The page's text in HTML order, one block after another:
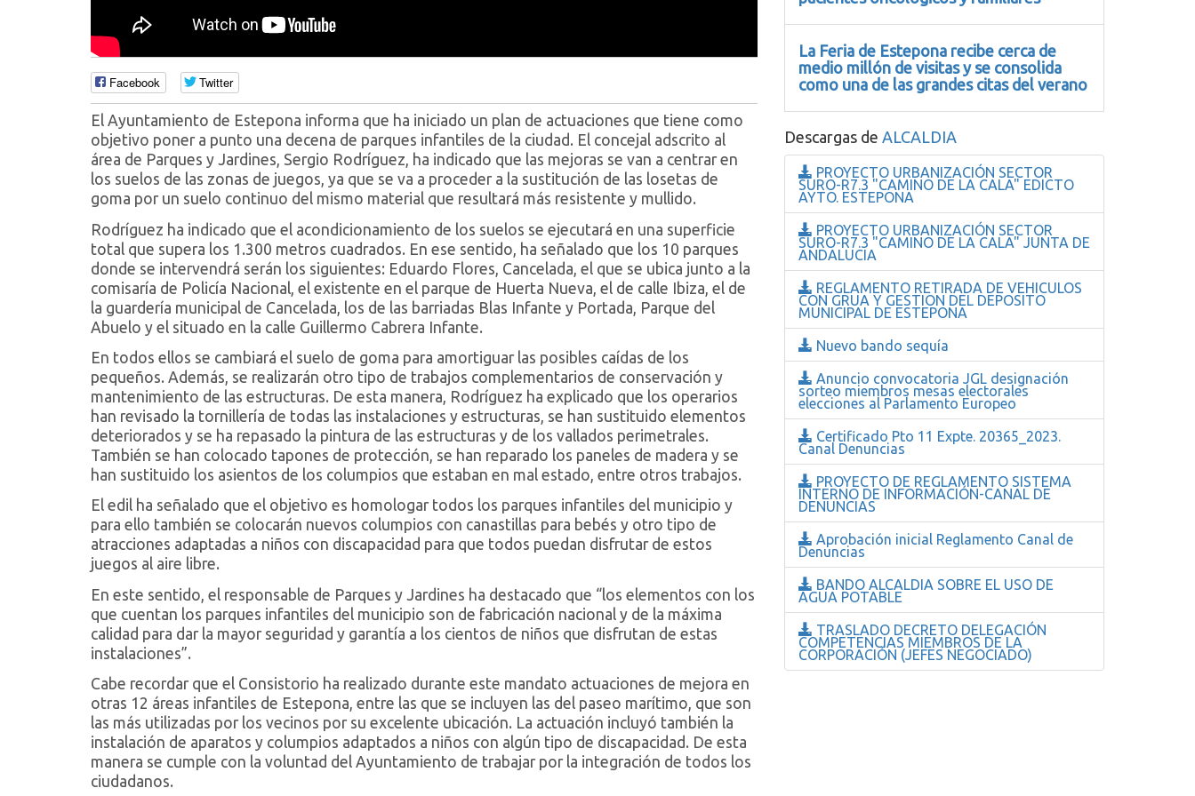
Facebook Twitter
El Ayuntamiento de Estepona informa que ha iniciado un plan de actuaciones que tiene como
objetivo poner a punto una decena de parques infantiles de la ciudad. El concejal adscrito al
área de Parques y Jardines, Sergio Rodríguez, ha indicado que las mejoras se van a centrar en
los suelos de las zonas de juegos, ya que se va a proceder a la sustitución de las losetas de
goma por un suelo continuo del mismo material que resultará más resistente y mullido.
Rodríguez ha indicado que el acondicionamiento de los suelos se ejecutará en una superficie
total que supera los 1.300 metros cuadrados. En ese sentido, ha señalado que los 10 parques
donde se intervendrá serán los siguientes: Eduardo Flores, Cancelada, el que se ubica junto a la
comisaría de Policía Nacional, el existente en el parque de Huerta Nueva, el de calle Ibiza, el de
la guardería municipal de Cancelada, los de las barriadas Blas Infante y Portada, Parque del
Abuelo y el situado en la calle Guillermo Cabrera Infante.
En todos ellos se cambiará el suelo de goma para amortiguar las posibles caídas de los
pequeños. Además, se realizarán otro tipo de trabajos complementarios de conservación y
mantenimiento de las estructuras. De esta manera, Rodríguez ha explicado que los operarios
han revisado la tornillería de todas las instalaciones y estructuras, se han sustituido elementos
deteriorados y se ha repasado la pintura de las estructuras y de los vallados perimetrales.
También se han colocado tapones de protección, se han reparado los paneles de madera y se
han sustituido los asientos de los columpios que estaban en mal estado, entre otros trabajos.
El edil ha señalado que el objetivo es homologar todos los parques infantiles del municipio y
para ello también se colocarán nuevos columpios con canastillas para bebés y otro tipo de
atracciones adaptadas a niños con discapacidad para que todos puedan disfrutar de estos
juegos al aire libre.
En este sentido, el responsable de Parques y Jardines ha destacado que “los elementos con los
que cuentan los parques infantiles del municipio son de fabricación nacional y de la máxima
calidad para dar la mayor seguridad y garantía a los cientos de niños que disfrutan de estas
instalaciones”.
Cabe recordar que el Consistorio ha realizado durante este mandato actuaciones de mejora en
otras 12 áreas infantiles de Estepona, entre las que se incluyen las del paseo marítimo, que son
las más utilizadas por los vecinos por su excelente ubicación. La actuación incluyó también la
instalación de aparatos y columpios adaptados a niños con algún tipo de discapacidad. De esta
manera se cumple con la voluntad del Ayuntamiento de trabajar por la integración de todos los
ciudadanos.
La Feria de Estepona recibe cerca de
medio millón de visitas y se consolida
como una de las grandes citas del verano
Descargas de ALCALDIA
PROYECTO URBANIZACIÓN SECTOR
SURO-R7.3 "CAMINO DE LA CALA" EDICTO
AYTO. ESTEPONA
PROYECTO URBANIZACIÓN SECTOR
SURO-R7.3 "CAMINO DE LA CALA" JUNTA DE
ANDALUCIA
REGLAMENTO RETIRADA DE VEHICULOS
CON GRUA Y GESTION DEL DEPOSITO
MUNICIPAL DE ESTEPONA
Nuevo bando sequía
Anuncio convocatoria JGL designación
sorteo miembros mesas electorales
elecciones al Parlamento Europeo
Certificado Pto 11 Expte. 20365_2023.
Canal Denuncias
PROYECTO DE REGLAMENTO SISTEMA
INTERNO DE INFORMACIÓN-CANAL DE
DENUNCIAS
Aprobación inicial Reglamento Canal de
Denuncias
BANDO ALCALDIA SOBRE EL USO DE
AGUA POTABLE
TRASLADO DECRETO DELEGACIÓN
COMPETENCIAS MIEMBROS DE LA
CORPORACIÓN (JEFES NEGOCIADO)